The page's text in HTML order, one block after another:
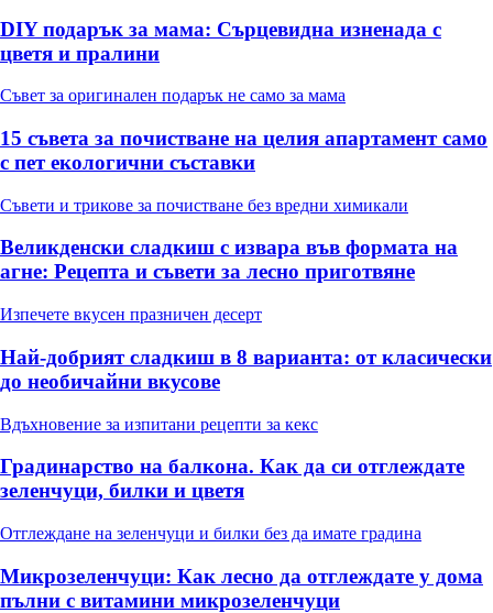
DIY подарък за мама: Сърцевидна изненада с
цветя и пралини
Съвет за оригинален подарък не само за мама
15 съвета за почистване на целия апартамент само
с пет екологични съставки
Съвети и трикове за почистване без вредни химикали
Великденски сладкиш с извара във формата на
агне: Рецепта и съвети за лесно приготвяне
Изпечете вкусен празничен десерт
Най-добрият сладкиш в 8 варианта: от класически
до необичайни вкусове
Вдъхновение за изпитани рецепти за кекс
Градинарство на балкона. Как да си отглеждате
зеленчуци, билки и цветя
Отглеждане на зеленчуци и билки без да имате градина
Микрозеленчуци: Как лесно да отглеждате у дома
пълни с витамини микрозеленчуци